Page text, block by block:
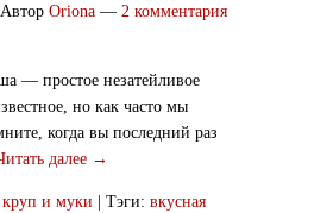
Автор Oriona — 2 комментария
— простое незатейливое
но как часто мы
когда вы последний раз
далее →
и муки Тэги: вкусная